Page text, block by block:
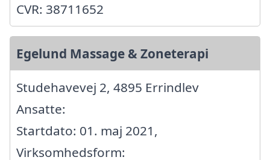
CVR: 38711652
Egelund Massage & Zoneterapi
Studehavevej 2, 4895 Errindlev
Ansatte:
Startdato: 01. maj 2021,
Virksomhedsform: